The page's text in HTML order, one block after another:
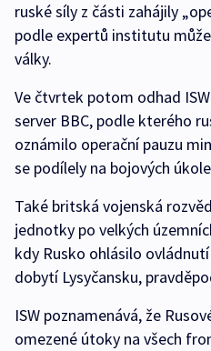
ruské síly z části zahájily
podle expertů institutu
války.
Ve čtvrtek potom odhad
server BBC, podle kterého
oznámilo operační pauzu
se podílely na bojových
Také britská vojenská
jednotky po velkých
kdy Rusko ohlásilo
dobytí Lysyčansku,
ISW poznamenává, že
omezené útoky na všech